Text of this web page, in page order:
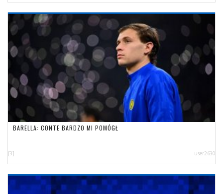
BARELLA: CONTE BARDZO MI POMÓGŁ
[3] user2630